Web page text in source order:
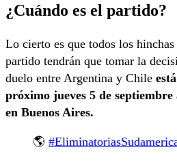
¿Cuándo es el partido?
Lo cierto es que todos los
partido tendrán que tomar la
duelo entre Argentina y Chile
próximo jueves 5 de
en Buenos Aires.
🌎